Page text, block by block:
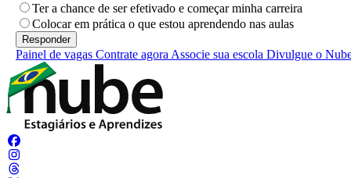
Ter a chance de ser efetivado e começar minha carreira
Colocar em prática o que estou aprendendo nas aulas
Painel de vagas Contrate agora Associe sua escola Divulgue o